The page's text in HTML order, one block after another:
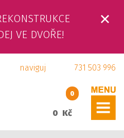
VE DVOŘE!
731 503 996
naviguj
0
0 Kč